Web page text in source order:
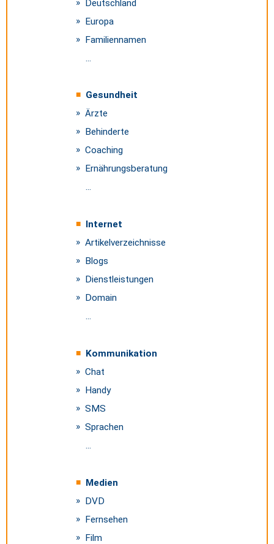
Deutschland
Europa
Familiennamen
...
Gesundheit
Ärzte
Behinderte
Coaching
Ernährungsberatung
...
Internet
Artikelverzeichnisse
Blogs
Dienstleistungen
Domain
...
Kommunikation
Chat
Handy
SMS
Sprachen
...
Medien
DVD
Fernsehen
Film